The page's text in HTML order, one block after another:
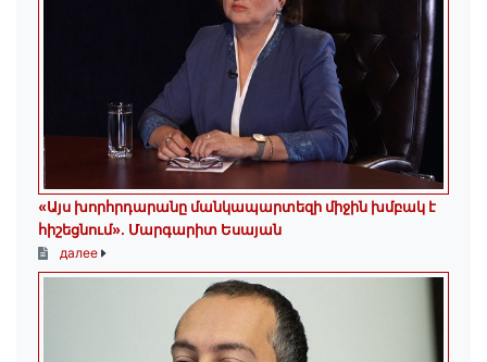
«Այս խորհրդարանը մանկապարտեզի միջին խմբակ է
հիշեցնում»․ Մարգարիտ Եսայան
далее